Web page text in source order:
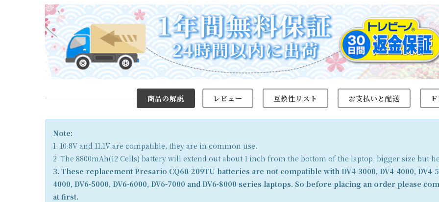
商品の解説 レビュー 互換性リスト お支払いと配送
Note:
1. 10.8V and 11.1V are compatible, they are in common use.
2. The 8800mAh(12 Cells) battery will extend out about 1 inch from the bottom of the laptop, bigger size but
3. These replacement Presario CQ60-209TU batteries are not compatible with DV4-3000, DV4-4000, DV4-
4000, DV6-5000, DV6-6000, DV6-7000 and DV6-8000 series laptops. So before placing an order please
at first.